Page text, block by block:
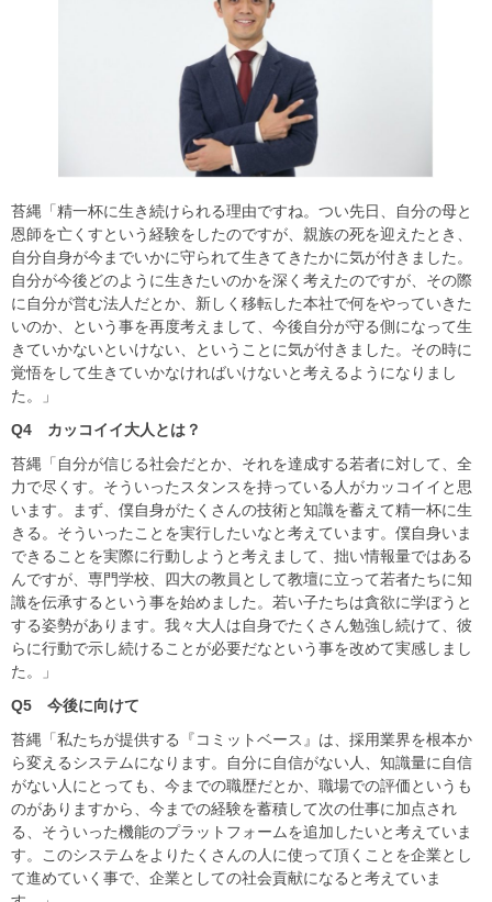
苔縄「精一杯に生き続けられる理由ですね。つい先日、自分の母と
恩師を亡くすという経験をしたのですが、親族の死を迎えたとき、
自分自身が今までいかに守られて生きてきたかに気が付きました。
自分が今後どのように生きたいのかを深く考えたのですが、その際
に自分が営む法人だとか、新しく移転した本社で何をやっていきた
いのか、という事を再度考えまして、今後自分が守る側になって生
きていかないといけない、ということに気が付きました。その時に
覚悟をして生きていかなければいけないと考えるようになりまし
た。」
Q4 カッコイイ大人とは？
苔縄「自分が信じる社会だとか、それを達成する若者に対して、全
力で尽くす。そういったスタンスを持っている人がカッコイイと思
います。まず、僕自身がたくさんの技術と知識を蓄えて精一杯に生
きる。そういったことを実行したいなと考えています。僕自身いま
できることを実際に行動しようと考えまして、拙い情報量ではある
んですが、専門学校、四大の教員として教壇に立って若者たちに知
識を伝承するという事を始めました。若い子たちは貪欲に学ぼうと
する姿勢があります。我々大人は自身でたくさん勉強し続けて、彼
らに行動で示し続けることが必要だなという事を改めて実感しまし
た。」
Q5 今後に向けて
苔縄「私たちが提供する『コミットベース』は、採用業界を根本か
ら変えるシステムになります。自分に自信がない人、知識量に自信
がない人にとっても、今までの職歴だとか、職場での評価というも
のがありますから、今までの経験を蓄積して次の仕事に加点され
る、そういった機能のプラットフォームを追加したいと考えていま
す。このシステムをよりたくさんの人に使って頂くことを企業とし
て進めていく事で、企業としての社会貢献になると考えていま